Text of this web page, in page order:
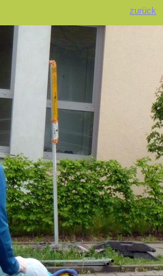
zurück